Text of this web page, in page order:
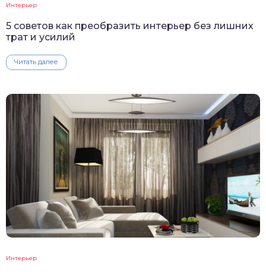
Интерьер
5 советов как преобразить интерьер без лишних
трат и усилий
Читать далее
Интерьер